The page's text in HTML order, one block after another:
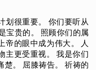
划很重要。 你们要听从
宝贵的。 照顾你们的属
帝的眼中成为伟大。 人
主更受重视。 我是你们
楚。 屈膝祷告。 祈祷的